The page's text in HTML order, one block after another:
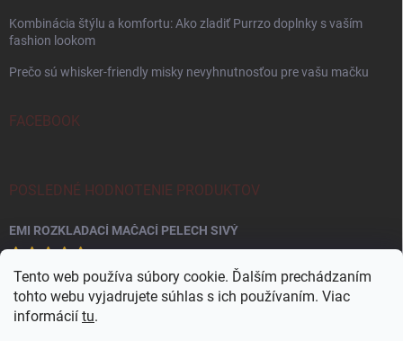
Tento web používa súbory cookie. Ďalším prechádzaním
tohto webu vyjadrujete súhlas s ich používaním. Viac
informácií tu.
Kombinácia štýlu a komfortu: Ako zladiť Purrzo doplnky s vaším
fashion lookom
Prečo sú whisker-friendly misky nevyhnutnosťou pre vašu mačku
FACEBOOK
POSLEDNÉ HODNOTENIE PRODUKTOV
EMI ROZKLADACÍ MAČACÍ PELECH SIVÝ